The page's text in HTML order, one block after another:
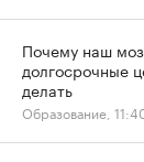
Почему наш
долгосрочные
делать
Образование,